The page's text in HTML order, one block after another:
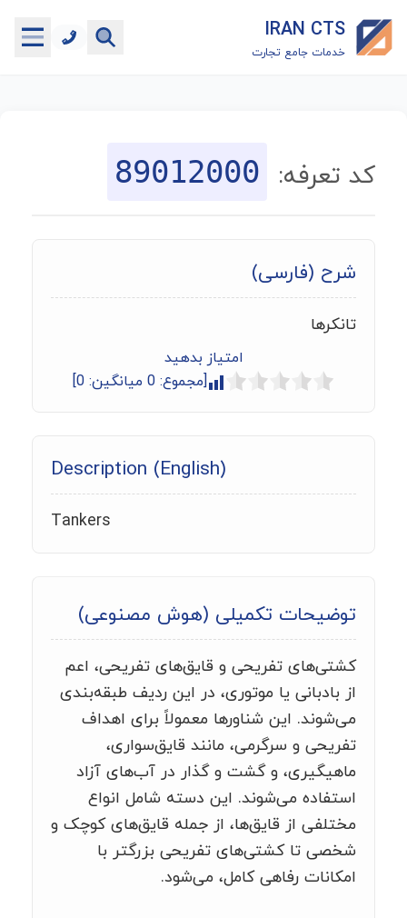
IRAN CTS
خدمات جامع تجارت
جستجوگر تعرفه گمرکی
ماشین حساب گمرکی
کد تعرفه: 89012000
شرح (فارسی)
تانکرها
امتیاز بدهید
[مجموع: 0 میانگین: 0
]
Description (English)
Tankers
توضیحات تکمیلی (هوش مصنوعی)
کشتی‌های تفریحی و قایق‌های تفریحی، اعم
از بادبانی یا موتوری، در این ردیف طبقه‌بندی
می‌شوند. این شناورها معمولاً برای اهداف
تفریحی و سرگرمی، مانند قایق‌سواری،
ماهیگیری، و گشت و گذار در آب‌های آزاد
استفاده می‌شوند. این دسته شامل انواع
مختلفی از قایق‌ها، از جمله قایق‌های کوچک و
شخصی تا کشتی‌های تفریحی بزرگتر با
امکانات رفاهی کامل، می‌شود.